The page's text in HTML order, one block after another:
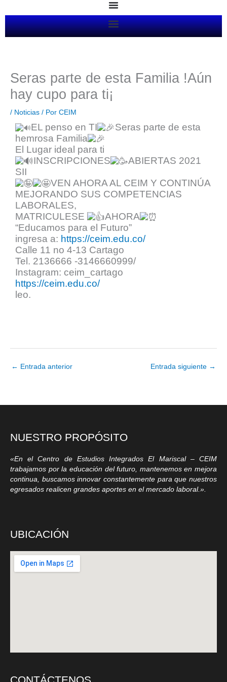
contenido
Seras parte de esta Familia !Aún
hay cupo para ti¡
/ Noticias / Por CEIM
EL penso en TI
Seras parte de esta
hemrosa Familia
El Lugar ideal para ti
INSCRIPCIONES
ABIERTAS 2021
SII
VEN AHORA AL CEIM Y CONTINÚA
MEJORANDO SUS COMPETENCIAS
LABORALES,
MATRICULESE
AHORA
“Educamos para el Futuro”
ingresa a: https://ceim.edu.co/
Calle 11 no 4-13 Cartago
Tel. 2136666 -3146660999/
Instagram: ceim_cartago
https://ceim.edu.co/
leo.
← Entrada anterior Entrada siguiente →
NUESTRO PROPÓSITO
«En el Centro de Estudios Integrados El Mariscal – CEIM
trabajamos por la educación del futuro, mantenemos en mejora
continua, buscamos innovar constantemente para que nuestros
egresados realicen grandes aportes en el mercado laboral.».
UBICACIÓN
CONTÁCTENOS